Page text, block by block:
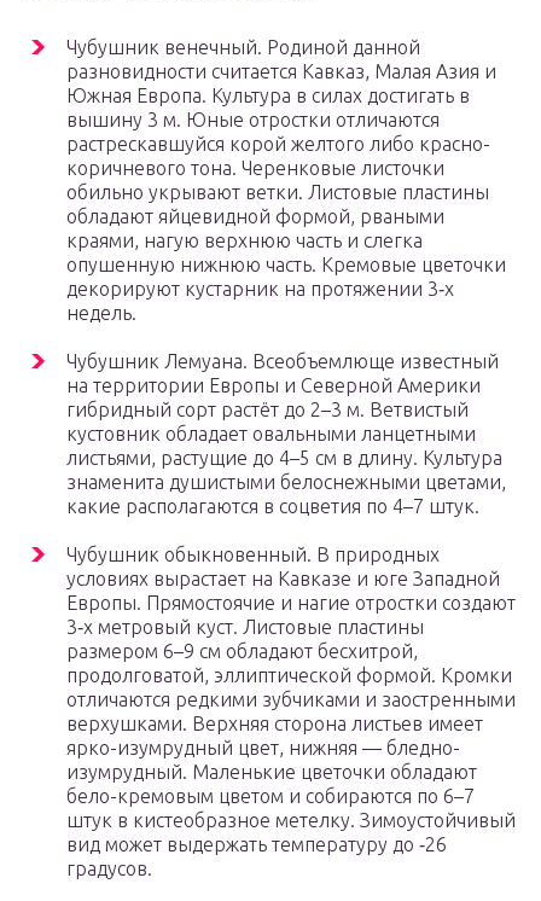
Чубушник венечный. Родиной данной
разновидности считается Кавказ, Малая Азия и
Южная Европа. Культура в силах достигать в
вышину 3 м. Юные отростки отличаются
растрескавшуйся корой желтого либо красно-
коричневого тона. Черенковые листочки
обильно укрывают ветки. Листовые пластины
обладают яйцевидной формой, рваными
краями, нагую верхнюю часть и слегка
опушенную нижнюю часть. Кремовые цветочки
декорируют кустарник на протяжении 3‑х
недель.
Чубушник Лемуана. Всеобъемлюще известный
на территории Европы и Северной Америки
гибридный сорт растёт до 2–3 м. Ветвистый
кустовник обладает овальными ланцетными
листьями, растущие до 4–5 см в длину. Культура
знаменита душистыми белоснежными цветами,
какие располагаются в соцветия по 4–7 штук.
Чубушник обыкновенный. В природных
условиях вырастает на Кавказе и юге Западной
Европы. Прямостоячие и нагие отростки создают
3‑х метровый куст. Листовые пластины
размером 6–9 см обладают бесхитрой,
продолговатой, эллиптической формой. Кромки
отличаются редкими зубчиками и заостренными
верхушками. Верхняя сторона листьев имеет
ярко-изумрудный цвет, нижняя — бледно-
изумрудный. Маленькие цветочки обладают
бело-кремовым цветом и собираются по 6–7
штук в кистеобразное метелку. Зимоустойчивый
вид может выдержать температуру до ‑26
градусов.